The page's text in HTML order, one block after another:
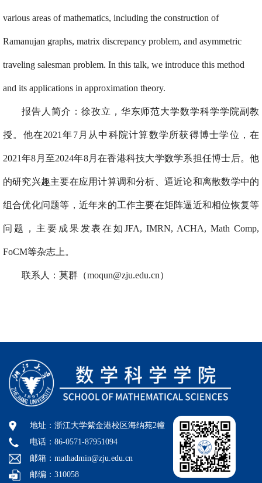
various areas of mathematics, including the construction of
Ramanujan graphs, matrix discrepancy problem, and asymmetric
traveling salesman problem. In this talk, we introduce this method
and its applications in approximation theory.
报告人简介： 徐孜立，华东师范大学数学科学学院副教
授。他在2021年7月从中科院计算数学所获得博士学位，在
2021年8月至2024年8月在香港科技大学数学系担任博士后。他
的研究兴趣主要在应用计算调和分析、逼近论和离散数学中的
组合优化问题等，近年来的工作主要在矩阵逼近和相位恢复等
问题，主要成果发表在如JFA, IMRN, ACHA, Math Comp,
FoCM等杂志上。
联系人：莫群（moqun@zju.edu.cn）
地址：浙江大学紫金港校区海纳苑2幢
电话：86-0571-87951094
邮箱：mathadmin@zju.edu.cn
邮编：310058